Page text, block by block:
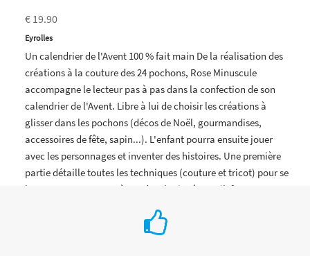
€ 19.90
Eyrolles
Un calendrier de l'Avent 100 % fait main De la réalisation des
créations à la couture des 24 pochons, Rose Minuscule
accompagne le lecteur pas à pas dans la confection de son
calendrier de l'Avent. Libre à lui de choisir les créations à
glisser dans les pochons (décos de Noël, gourmandises,
accessoires de fête, sapin...). L'enfant pourra ensuite jouer
avec les personnages et inventer des histoires. Une première
partie détaille toutes les techniques (couture et tricot) pour se
lancer. 4 personnages à coudre : lapin, écureuil, faon et ours
calendrier de l'Avent à coudre